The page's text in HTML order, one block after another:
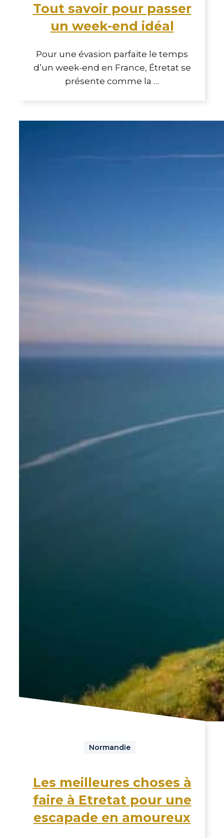
Tout savoir pour passer
un week-end idéal
Pour une évasion parfaite le temps
d’un week-end en France, Étretat se
présente comme la …
Normandie
Les meilleures choses à
faire à Etretat pour une
escapade en amoureux